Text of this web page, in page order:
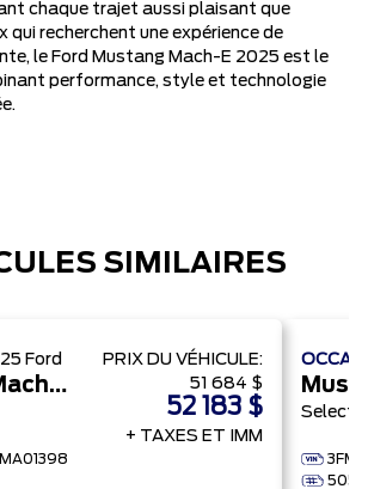
chaque trajet aussi plaisant que
qui recherchent une expérience de
le Ford Mustang Mach-E 2025 est le
performance, style et technologie
SIMILAIRES
Ford
Mustang Mach-E
PRIX ​​DU VÉHICULE:
51 684 $
52 183 $
+ TAXES ET IMM
Select